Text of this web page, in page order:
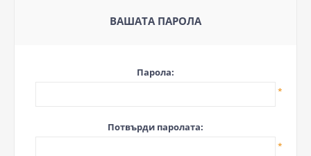
ВАШАТА ПАРОЛА
Парола:
*
Потвърди паролата:
*